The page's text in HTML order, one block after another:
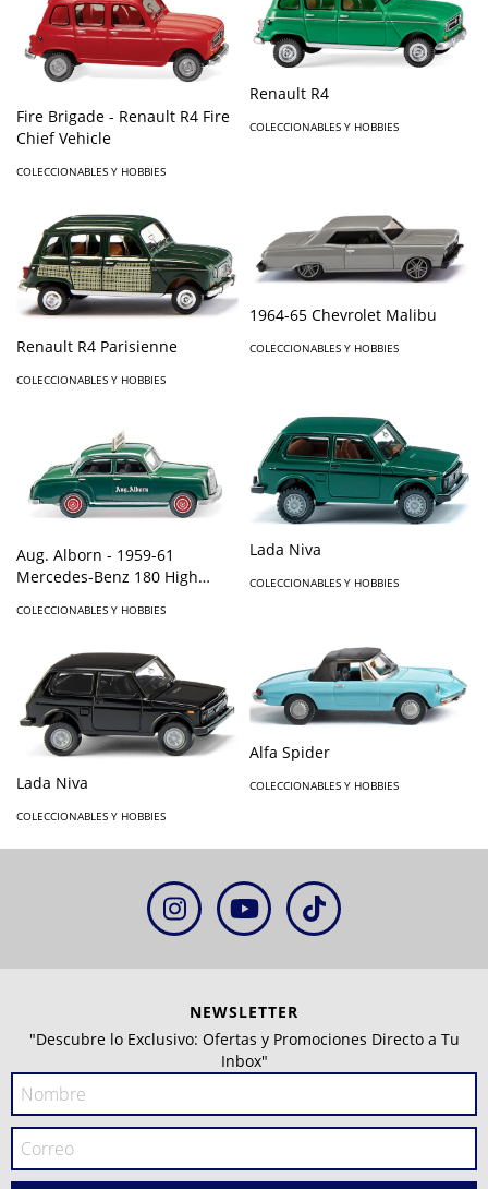
Fire Brigade - Renault R4 Fire
Chief Vehicle
COLECCIONABLES Y HOBBIES
Renault R4
COLECCIONABLES Y HOBBIES
Renault R4 Parisienne
COLECCIONABLES Y HOBBIES
1964-65 Chevrolet Malibu
COLECCIONABLES Y HOBBIES
Aug. Alborn - 1959-61
Mercedes-Benz 180 High
COLECCIONABLES Y HOBBIES
Lada Niva
COLECCIONABLES Y HOBBIES
Lada Niva
COLECCIONABLES Y HOBBIES
Alfa Spider
COLECCIONABLES Y HOBBIES
NEWSLETTER
"Descubre lo Exclusivo: Ofertas y Promociones Directo a Tu
Inbox"